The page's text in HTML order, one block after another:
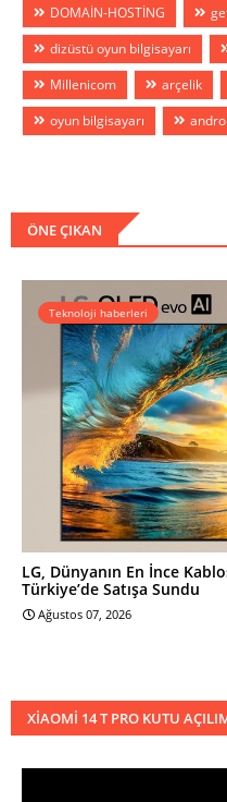
DOMAİN-HOSTİNG
dizüstü oyun bilgisayarı
Millenicom
arçelik
oyun bilgisayarı
ÖNE ÇIKAN
Teknoloji haberleri
LG, Dünyanın En İnce
Türkiye’de Satışa Sundu
Ağustos 07, 2026
XIAOMI 14 T PRO KUTU